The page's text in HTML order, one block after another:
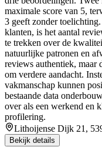
maximale score van 5,
3 geeft zonder
klanten, is het aantal
te trekken over de
natuurlijke patronen en
reviews authentiek, maar
om verdere aandacht.
vakmanschap kunnen
bestaande data
over als een werkend en
profilering.
Lithoijense Dijk 21,
Bekijk details